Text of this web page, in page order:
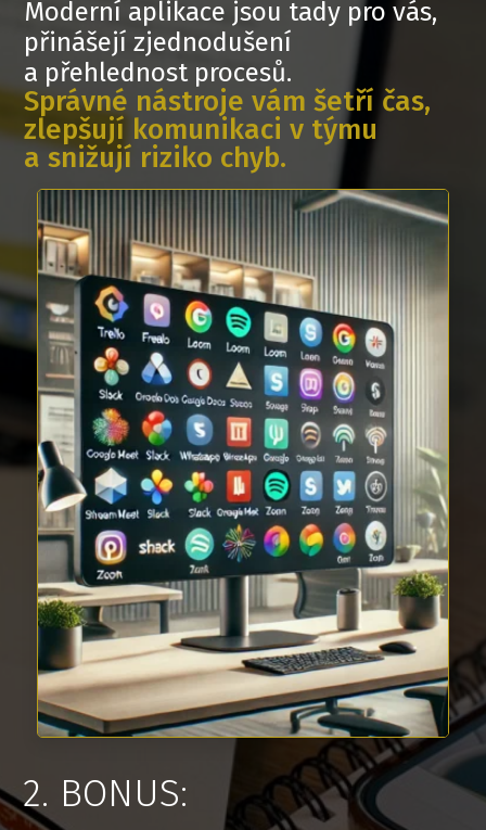
Moderní aplikace jsou tady pro vás,
přinášejí zjednodušení
a přehlednost procesů.
Správné nástroje vám šetří čas,
zlepšují komunikaci v týmu
a snižují riziko chyb.
2. BONUS: